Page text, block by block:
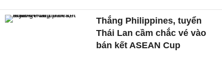
Thắng Philippines, tuyển
Thái Lan cầm chắc vé vào
bán kết ASEAN Cup